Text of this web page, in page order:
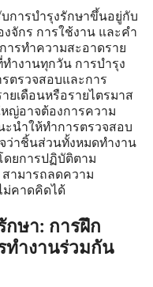
การบำรุงรักษาขึ้นอยู่กับ
งจักร การใช้งาน และคำ
ารทำความสะอาดราย
ำงานทุกวัน การบำรุง
ตรวจสอบและการ
ยเดือนหรือรายไตรมาส
ญ่อาจต้องการความ
นำให้ทำการตรวจสอบ
ว่าชิ้นส่วนทั้งหมดทำงาน
ดยการปฏิบัติตาม
ามารถลดความ
ม่คาดคิดได้
กษา: การฝึก
ทำงานร่วมกัน